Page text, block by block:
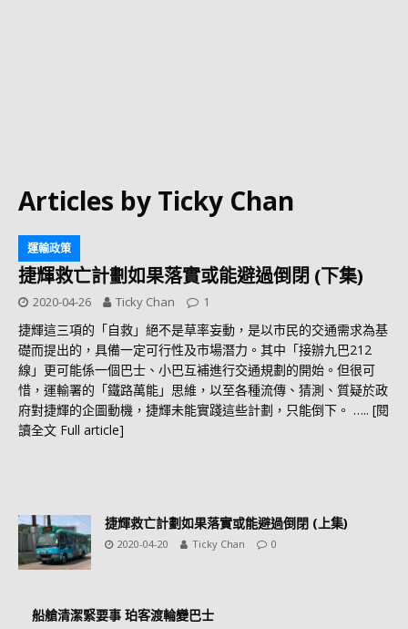
Articles by Ticky Chan
運輸政策
捷輝救亡計劃如果落實或能避過倒閉 (下集)
2020-04-26 Ticky Chan 1
捷輝這三項的「自救」絕不是草率妄動，是以市民的交通需求為基
礎而提出的，具備一定可行性及市場潛力。其中「接辦九巴212
線」更可能係一個巴士、小巴互補進行交通規劃的開始。但很可
惜，運輸署的「鐵路萬能」思維，以至各種流傳、猜測、質疑於政
府對捷輝的企圖動機，捷輝未能實踐這些計劃，只能倒下。 ….. [閱
讀全文 Full article]
捷輝救亡計劃如果落實或能避過倒閉 (上集)
2020-04-20 Ticky Chan 0
船艙清潔緊要事 珀客渡輪變巴士